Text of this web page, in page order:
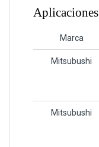
Aplicaciones
Marca
Mitsubushi
Mitsubushi